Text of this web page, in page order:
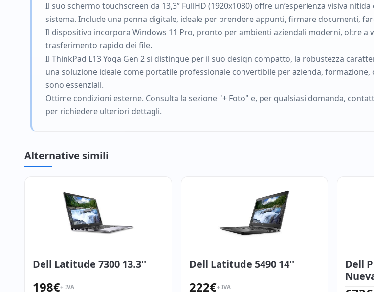
Il suo schermo touchscreen da 13,3” FullHD (1920x1080) offre un’esperienza visiva
sistema. Include una penna digitale, ideale per prendere appunti, firmare documenti,
Il dispositivo incorpora Windows 11 Pro, pronto per ambienti aziendali moderni, oltre a
trasferimento rapido dei file.
Il ThinkPad L13 Yoga Gen 2 si distingue per il suo design compatto, la robustezza
una soluzione ideale come portatile professionale convertibile per azienda,
sono essenziali.
Ottime condizioni esterne. Consulta la sezione "+ Foto" e, per qualsiasi domanda,
per richiedere ulteriori dettagli.
Alternative simili
Dell Latitude 7300 13.3''
198€+ IVA
Dell Latitude 5490 14''
222€+ IVA
Dell